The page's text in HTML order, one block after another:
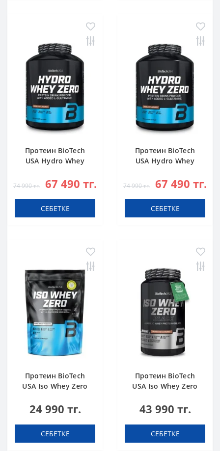
Протеин BioTech
USA Hydro Whey
g
74 990 тг. 67 490 тг.
СЕБЕТКЕ
Протеин BioTech
USA Hydro Whey
74 990 тг. 67 490 тг.
СЕБЕТКЕ
Протеин BioTech
USA Iso Whey Zero
454 g
24 990 тг.
СЕБЕТКЕ
Протеин BioTech
USA Iso Whey Zero
43 990 тг.
СЕБЕТКЕ